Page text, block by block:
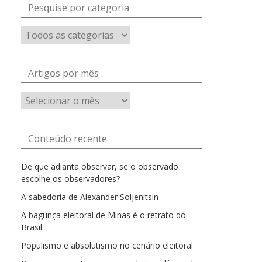
Pesquise por categoria
Artigos por mês
Artigos
por
Conteúdo recente
De que adianta observar, se o observado
escolhe os observadores?
A sabedoria de Alexander Soljenítsin
A bagunça eleitoral de Minas é o retrato do
Brasil
Populismo e absolutismo no cenário eleitoral